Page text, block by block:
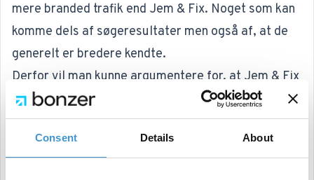
Consent Details About
mere branded trafik end Jem & Fix. Noget som kan
komme dels af søgeresultater men også af, at de
generelt er bredere kendte.
Derfor vil man kunne argumentere for, at Jem & Fix
har en stærkere SEO performance, da de fratrukket
brand-trafik ligger væsentligt højere end Harald
Nyborg (se tabellen). Hermed udgør unbranded